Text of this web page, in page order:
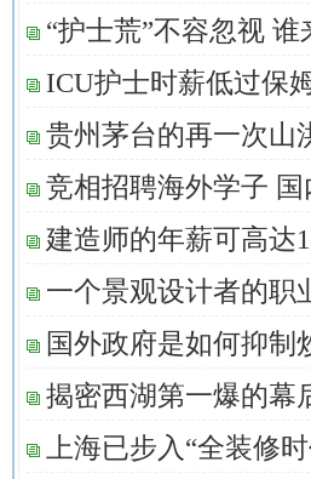
“护士荒”不容忽视 谁
ICU护士时薪低过保
贵州茅台的再一次山
竞相招聘海外学子
建造师的年薪可高达
一个景观设计者的职
国外政府是如何抑制
揭密西湖第一爆的幕
上海已步入“全装修